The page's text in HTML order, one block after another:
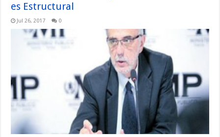
es Estructural
Jul 26, 2017 0